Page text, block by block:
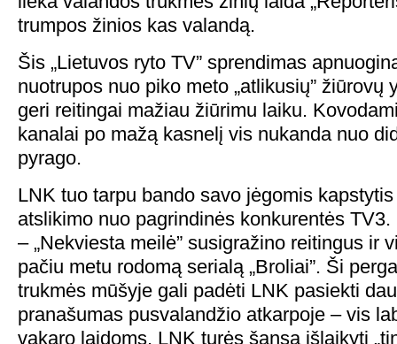
trumpos žinios kas valandą.
Šis „Lietuvos ryto TV” sprendimas
nuotrupos nuo piko meto „atlikusių” žiūrovų
geri reitingai mažiau žiūrimu laiku.
kanalai po mažą kasnelį vis nukanda nuo
pyrago.
LNK tuo tarpu bando savo jėgomis
atslikimo nuo pagrindinės konkurentės
– „Nekviesta meilė” susigražino reitingus ir
pačiu metu rodomą serialą „Broliai”. Ši
trukmės mūšyje gali padėti LNK pasiekti
pranašumas pusvalandžio atkarpoje – vis
vakaro laidoms, LNK turės šansą išlaikyti